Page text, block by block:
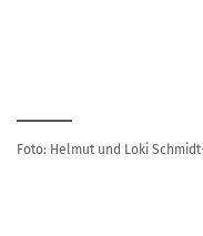
Foto: Helmut und Loki